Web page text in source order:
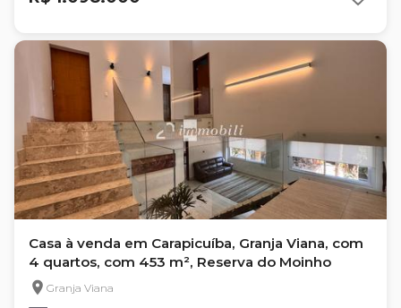
Casa à venda em Carapicuíba, Granja Viana, com
4 quartos, com 453 m², Reserva do Moinho
Granja Viana